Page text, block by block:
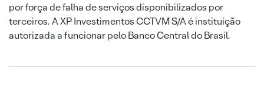
por força de falha de serviços disponibilizados por
terceiros. A XP Investimentos CCTVM S/A é instituição
autorizada a funcionar pelo Banco Central do Brasil.